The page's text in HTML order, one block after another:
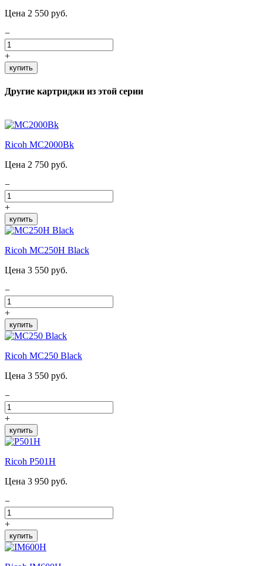
Цена 2 550 руб.
−
+
купить
Другие картриджи из этой серии
Ricoh MC2000Bk
Цена 2 750 руб.
−
+
купить
Ricoh MC250H Black
Цена 3 550 руб.
−
+
купить
Ricoh MC250 Black
Цена 3 550 руб.
−
+
купить
Ricoh P501H
Цена 3 950 руб.
−
+
купить